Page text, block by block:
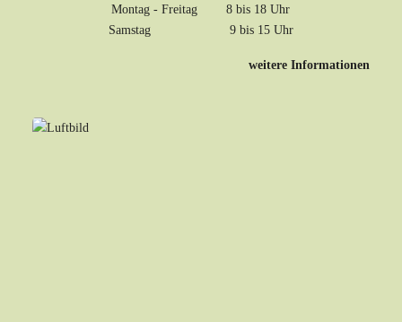
Montag - Freitag 8 bis 18 Uhr
Samstag 9 bis 15 Uhr
weitere Informationen